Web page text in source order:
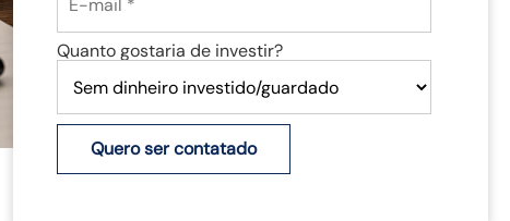
Quanto gostaria de investir?
Quero ser contatado